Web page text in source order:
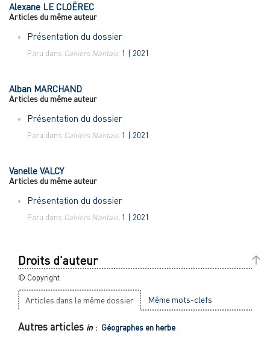
Alexane LE CLOËREC
Articles du même auteur
Présentation du dossier
Paru dans Cahiers Nantais, 1 | 2021
Alban MARCHAND
Articles du même auteur
Présentation du dossier
Paru dans Cahiers Nantais, 1 | 2021
Vanelle VALCY
Articles du même auteur
Présentation du dossier
Paru dans Cahiers Nantais, 1 | 2021
Droits d'auteur
© Copyright
Articles dans le même dossier Même mots-clefs
Autres articles in: Géographes en herbe